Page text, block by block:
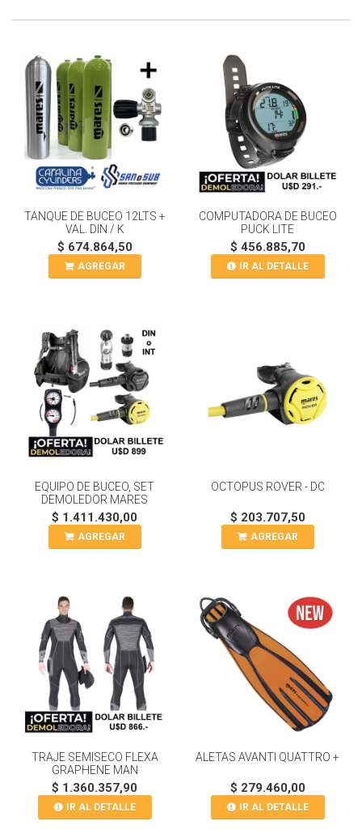
TANQUE DE BUCEO 12LTS +
VAL. DIN / K
$ 674.864,50
AGREGAR
COMPUTADORA DE BUCEO
PUCK LITE
$ 456.885,70
IR AL DETALLE
EQUIPO DE BUCEO, SET
DEMOLEDOR MARES
$ 1.411.430,00
AGREGAR
OCTOPUS ROVER - DC
$ 203.707,50
AGREGAR
TRAJE SEMISECO FLEXA
GRAPHENE MAN
$ 1.360.357,90
IR AL DETALLE
ALETAS AVANTI QUATTRO +
$ 279.460,00
IR AL DETALLE